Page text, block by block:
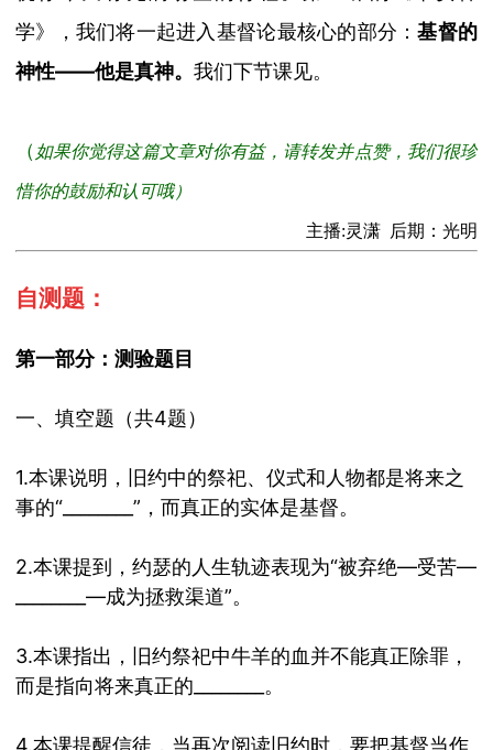
学》，我们将一起进入基督论最核心的部分：基督的
神性——他是真神。 我们下节课见。
（ 如果你觉得这篇文章对你有益，请转发并点赞，我们很珍
惜你的鼓励和认可哦）
主播:灵潇 后期：光明
自测题：
第一部分：测验题目
一、填空题（共4题）
1.本课说明，旧约中的祭祀、仪式和人物都是将来之
事的“ ”，而真正的实体是基督。
2.本课提到，约瑟的人生轨迹表现为“被弃绝—受苦—
—成为拯救渠道”。
3.本课指出，旧约祭祀中牛羊的血并不能真正除罪，
而是指向将来真正的
。
4.本课提醒信徒，当再次阅读旧约时，要把基督当作